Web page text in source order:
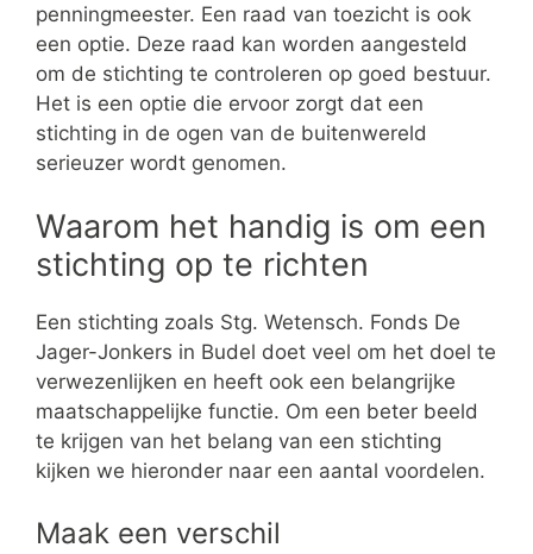
penningmeester. Een raad van toezicht is ook
een optie. Deze raad kan worden aangesteld
om de stichting te controleren op goed bestuur.
Het is een optie die ervoor zorgt dat een
stichting in de ogen van de buitenwereld
serieuzer wordt genomen.
Waarom het handig is om een
stichting op te richten
Een stichting zoals Stg. Wetensch. Fonds De
Jager-Jonkers in Budel doet veel om het doel te
verwezenlijken en heeft ook een belangrijke
maatschappelijke functie. Om een beter beeld
te krijgen van het belang van een stichting
kijken we hieronder naar een aantal voordelen.
Maak een verschil